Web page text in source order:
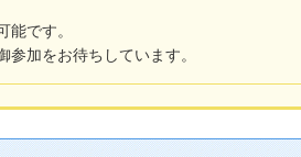
能です。
参加をお待ちしています。